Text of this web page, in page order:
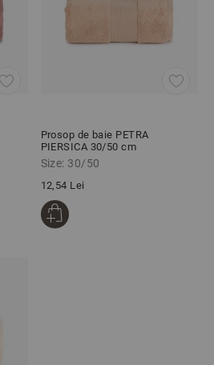
Prosop de baie PETRA
PIERSICA 30/50 cm
Size: 30/50
12,54 Lei